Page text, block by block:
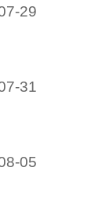
29
31
05